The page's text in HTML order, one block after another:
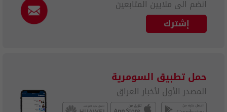
انضم الى ملايين المتابعين
إشترك
حمل تطبيق السومرية
المصدر الأول لأخبار العراق